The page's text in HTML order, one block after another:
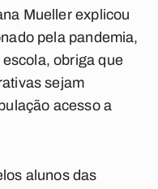
Mueller explicou
pela pandemia,
obriga que
sejam
acesso a
alunos das